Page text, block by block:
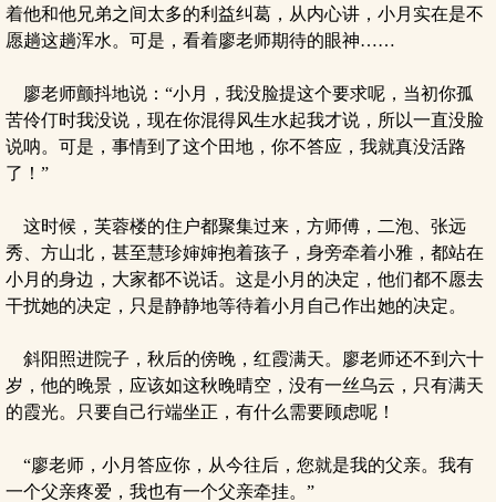
着他和他兄弟之间太多的利益纠葛，从内心讲，小月实在是不
愿趟这趟浑水。可是，看着廖老师期待的眼神……
廖老师颤抖地说：“小月，我没脸提这个要求呢，当初你孤
苦伶仃时我没说，现在你混得风生水起我才说，所以一直没脸
说呐。可是，事情到了这个田地，你不答应，我就真没活路
了！”
这时候，芙蓉楼的住户都聚集过来，方师傅，二泡、张远
秀、方山北，甚至慧珍婶婶抱着孩子，身旁牵着小雅，都站在
小月的身边，大家都不说话。这是小月的决定，他们都不愿去
干扰她的决定，只是静静地等待着小月自己作出她的决定。
斜阳照进院子，秋后的傍晚，红霞满天。廖老师还不到六十
岁，他的晚景，应该如这秋晚晴空，没有一丝乌云，只有满天
的霞光。只要自己行端坐正，有什么需要顾虑呢！
“廖老师，小月答应你，从今往后，您就是我的父亲。我有
一个父亲疼爱，我也有一个父亲牵挂。”